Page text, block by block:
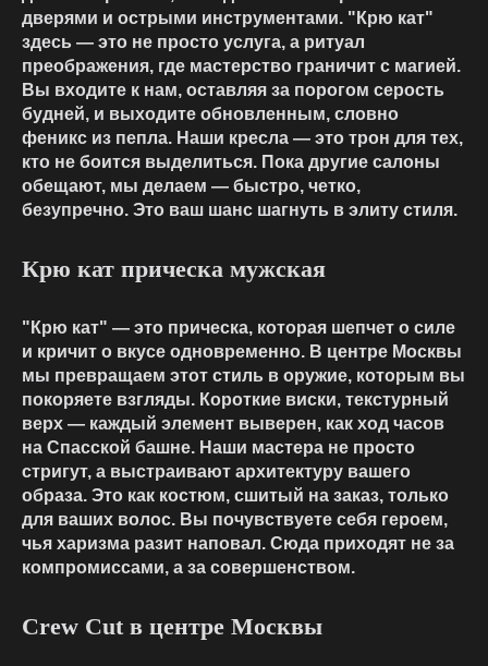
дверями и острыми инструментами. "Крю кат"
здесь — это не просто услуга, а ритуал
преображения, где мастерство граничит с магией.
Вы входите к нам, оставляя за порогом серость
будней, и выходите обновленным, словно
феникс из пепла. Наши кресла — это трон для тех,
кто не боится выделиться. Пока другие салоны
обещают, мы делаем — быстро, четко,
безупречно. Это ваш шанс шагнуть в элиту стиля.
Крю кат прическа мужская
"Крю кат" — это прическа, которая шепчет о силе
и кричит о вкусе одновременно. В центре Москвы
мы превращаем этот стиль в оружие, которым вы
покоряете взгляды. Короткие виски, текстурный
верх — каждый элемент выверен, как ход часов
на Спасской башне. Наши мастера не просто
стригут, а выстраивают архитектуру вашего
образа. Это как костюм, сшитый на заказ, только
для ваших волос. Вы почувствуете себя героем,
чья харизма разит наповал. Сюда приходят не за
компромиссами, а за совершенством.
Crew Cut в центре Москвы